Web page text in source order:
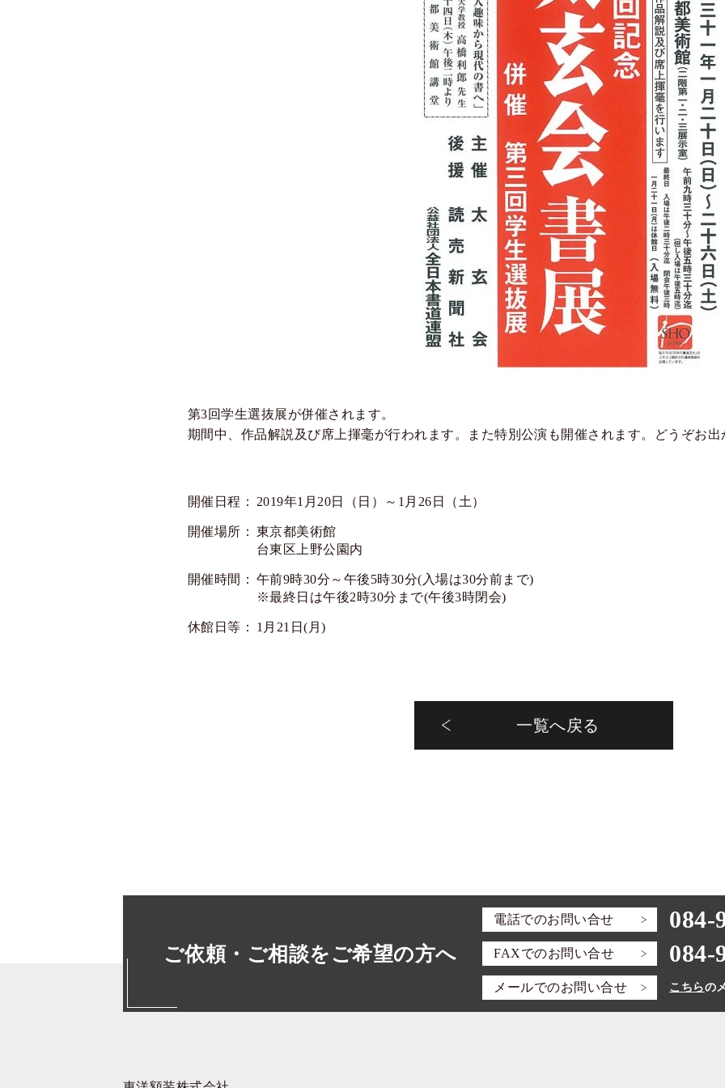
第3回学生選抜展が併催されます。
期間中、作品解説及び席上揮毫が行われます。また特別公演も開催されます。どうぞお出
開催日程： 2019年1月20日（日）～1月26日（土）
開催場所： 東京都美術館
台東区上野公園内
開催時間： 午前9時30分～午後5時30分(入場は30分前まで)
※最終日は午後2時30分まで(午後3時閉会)
休館日等： 1月21日(月)
一覧へ戻る
ご依頼・ご相談をご希望の方へ
電話でのお問い合せ 084-
FAXでのお問い合せ 084-
メールでのお問い合せ こちらの